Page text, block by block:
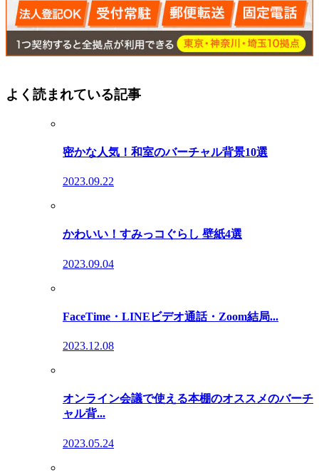
よく読まれている記事
密かな人気！和室のバーチャル背景10選
2023.09.22
かわいい！すみっコぐらし 壁紙4選
2023.09.04
FaceTime・LINEビデオ通話・Zoom結局...
2023.12.08
オンライン会議で使える本棚のオススメのバーチ
ャル背...
2023.05.24